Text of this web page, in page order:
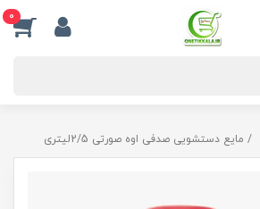
0
مایع دستشویی صدفی اوه صورتی 2/5لیتری